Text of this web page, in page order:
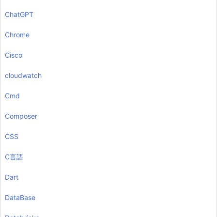
ChatGPT
Chrome
Cisco
cloudwatch
Cmd
Composer
CSS
C言語
Dart
DataBase